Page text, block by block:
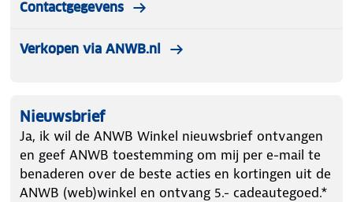
Contactgegevens
Verkopen via ANWB.nl
Nieuwsbrief
Ja, ik wil de ANWB Winkel nieuwsbrief ontvangen
en geef ANWB toestemming om mij per e-mail te
benaderen over de beste acties en kortingen uit de
ANWB (web)winkel en ontvang 5.- cadeautegoed.*